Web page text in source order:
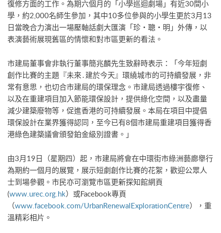
復修方面的工作。為期六個月的「小學巡迴劇場」有近30間小
學，約2,000名師生參加，其中10多位參與的小學生更於3月13
日當晚合力演出一場壓軸話劇大匯演「珍・聰・明」外傳，以
表演藝術展現舊區的情懷和對市區更新的看法。
市建局董事會非執行董事簡兆麟先生致辭時表示：「今年短劇
創作比賽的主題『未來․建於今天』環繞城市的可持續發展，非
常有意思，也切合市建局的環保理念。市建局透過樓宇復修、
以及在重建項目加入節能環保設計，提供綠化空間，以及盡量
減少建築廢物等，促進香港的可持續發展。本局在項目中提倡
環保設計在業界獲得認同，至今已有8個市建局重建項目獲得香
港綠色建築議會頒發鉑金級別證書。」
由3月19日（星期四）起，市建局將會在中環街市綠洲藝廊舉行
為期約一個月的展覽，展示短劇創作比賽的花絮，歡迎公眾人
士到場參觀。市民亦可瀏覽市區更新探知館網頁
(www.urec.org.hk）或Facebook專頁
（www.facebook.com/UrbanRenewalExplorationCentre），重
溫精彩相片。